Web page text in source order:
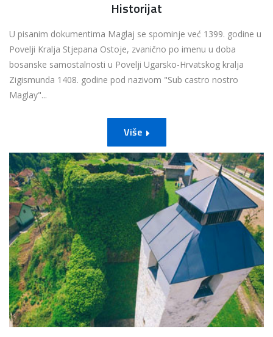
Historijat
U pisanim dokumentima Maglaj se spominje već 1399. godine u
Povelji Kralja Stjepana Ostoje, zvanično po imenu u doba
bosanske samostalnosti u Povelji Ugarsko-Hrvatskog kralja
Zigismunda 1408. godine pod nazivom "Sub castro nostro
Maglay"...
Više